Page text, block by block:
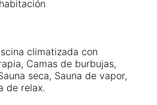
climatizada con
Camas de burbujas,
seca, Sauna de vapor,
de relax.